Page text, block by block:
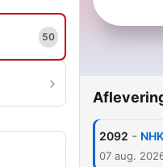
50
2092 -
07 aug.